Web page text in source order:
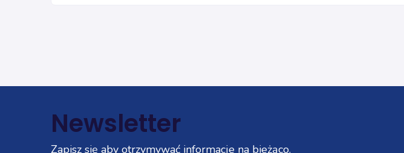
Newsletter
Zapisz się aby otrzymywać informacje na bieżąco.